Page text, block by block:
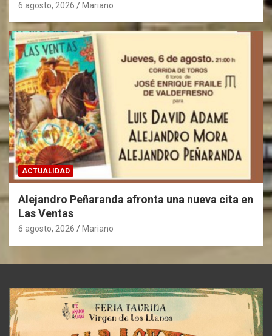
6 agosto, 2026 Mariano
ACTUALIDAD
Alejandro Peñaranda afronta una nueva cita en
Las Ventas
6 agosto, 2026 Mariano